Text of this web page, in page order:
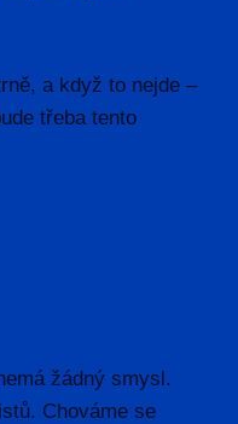
a když to nejde –
třeba tento
žádný smysl.
Chováme se